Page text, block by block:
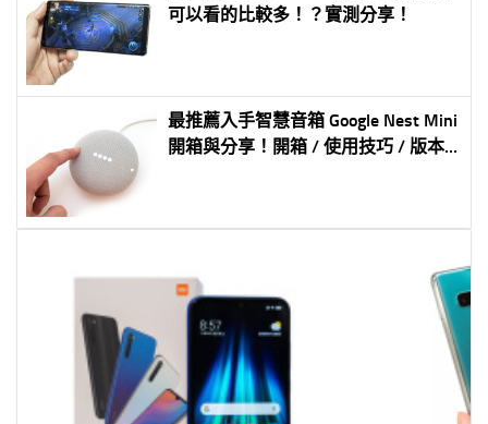
可以看的比較多！？實測分享！
最推薦入手智慧音箱 Google Nest Mini
開箱與分享！開箱 / 使用技巧 / 版本